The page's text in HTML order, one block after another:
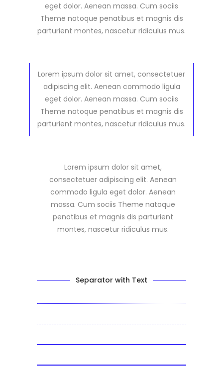
eget dolor. Aenean massa. Cum sociis
Theme natoque penatibus et magnis dis
parturient montes, nascetur ridiculus mus.
Lorem ipsum dolor sit amet, consectetuer
adipiscing elit. Aenean commodo ligula
eget dolor. Aenean massa. Cum sociis
Theme natoque penatibus et magnis dis
parturient montes, nascetur ridiculus mus.
Lorem ipsum dolor sit amet,
consectetuer adipiscing elit. Aenean
commodo ligula eget dolor. Aenean
massa. Cum sociis Theme natoque
penatibus et magnis dis parturient
montes, nascetur ridiculus mus.
Separator with Text